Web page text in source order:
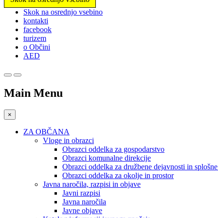
Prosimo,
upoštevajte:
spletno
mesto
vključuje
sistem
Pritisnite
F11,
prilagodite
spletno
slabovidnim,
Skok na osrednjo vsebino
kontakti
facebook
turizem
o Občini
AED
Main Menu
×
ZA OBČANA
Vloge in obrazci
Obrazci oddelka za gospodarstvo
Obrazci komunalne direkcije
Obrazci oddelka za družbene dejavnosti in
Obrazci oddelka za okolje in prostor
Javna naročila, razpisi in objave
Javni razpisi
Javna naročila
Javne objave